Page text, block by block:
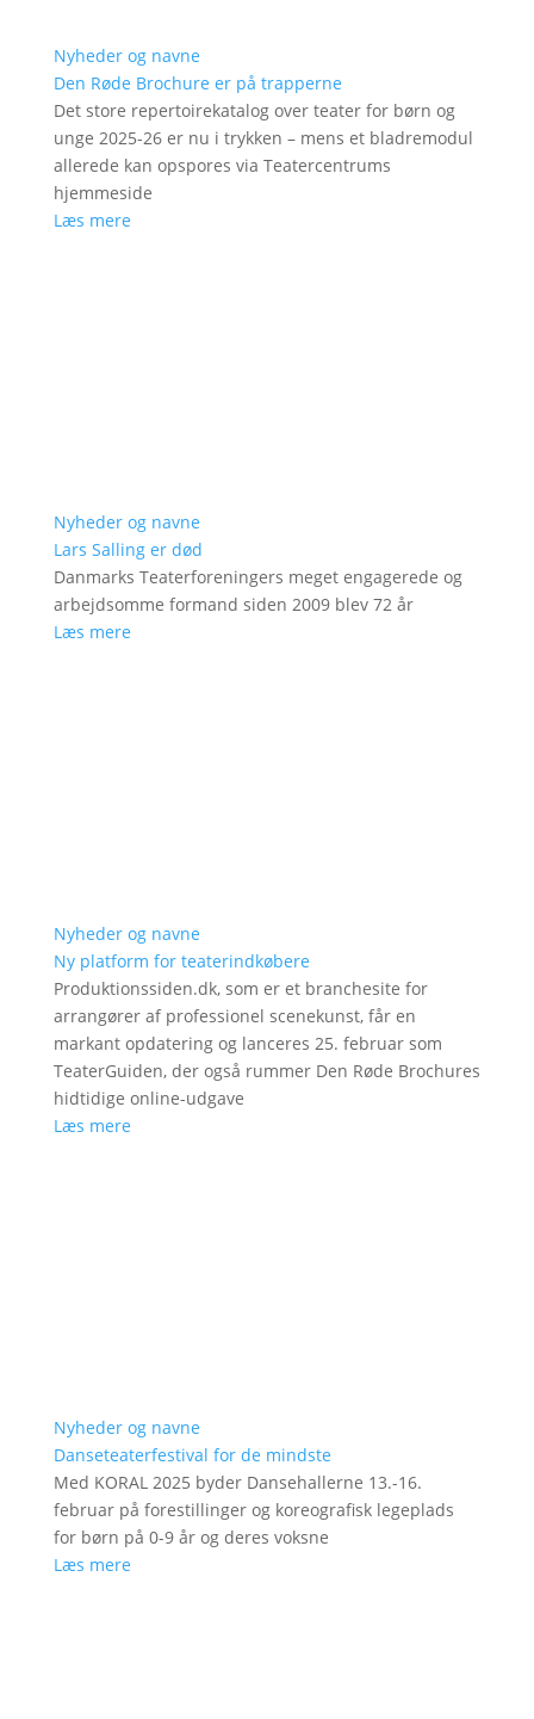
Nyheder og navne
Den Røde Brochure er på trapperne
Det store repertoirekatalog over teater for børn og
unge 2025-26 er nu i trykken – mens et bladremodul
allerede kan opspores via Teatercentrums
hjemmeside
Læs mere
Nyheder og navne
Lars Salling er død
Danmarks Teaterforeningers meget engagerede og
arbejdsomme formand siden 2009 blev 72 år
Læs mere
Nyheder og navne
Ny platform for teaterindkøbere
Produktionssiden.dk, som er et branchesite for
arrangører af professionel scenekunst, får en
markant opdatering og lanceres 25. februar som
TeaterGuiden, der også rummer Den Røde Brochures
hidtidige online-udgave
Læs mere
Nyheder og navne
Danseteaterfestival for de mindste
Med KORAL 2025 byder Dansehallerne 13.-16.
februar på forestillinger og koreografisk legeplads
for børn på 0-9 år og deres voksne
Læs mere